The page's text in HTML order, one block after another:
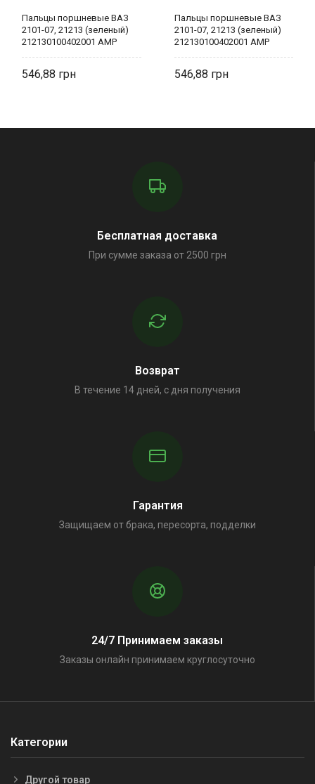
Пальцы поршневые ВАЗ
2101-07, 21213 (зеленый)
212130100402001 AMP
546,88
Пальцы поршневые ВАЗ
2101-07, 21213 (зеленый)
212130100402001 AMP
546,88
Бесплатная доставка
При сумме заказа от 2500 грн
Возврат
В течение 14 дней, с дня получения
Гарантия
Защищаем от брака, пересорта, подделки
24/7 Принимаем заказы
Заказы онлайн принимаем круглосуточно
Категории
Другой товар